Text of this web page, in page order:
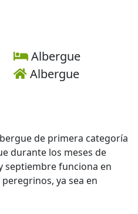
Albergue
Albergue
de primera categoría
durante los meses de
septiembre funciona en
ya sea en
habitaciones dobles o